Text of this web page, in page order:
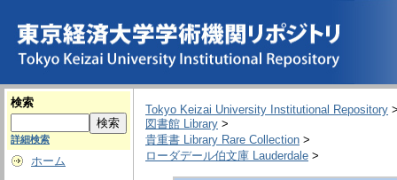
検索
詳細検索
ホーム
Tokyo Keizai University Institutional Repository
図書館 Library >
貴重書 Library Rare Collection >
ローダデール伯文庫 Lauderdale >